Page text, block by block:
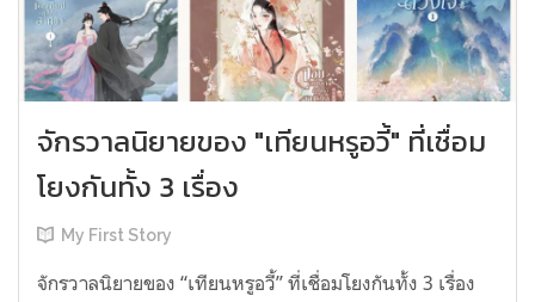
จักรวาลนิยายของ "เทียนหรูอวี้" ที่เชื่อม
โยงกันทั้ง 3 เรื่อง
My First Story
จักรวาลนิยายของ “เทียนหรูอวี้” ที่เชื่อมโยงกันทั้ง 3 เรื่อง